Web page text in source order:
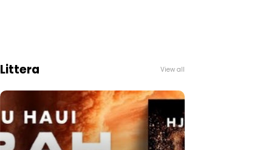
Littera View all